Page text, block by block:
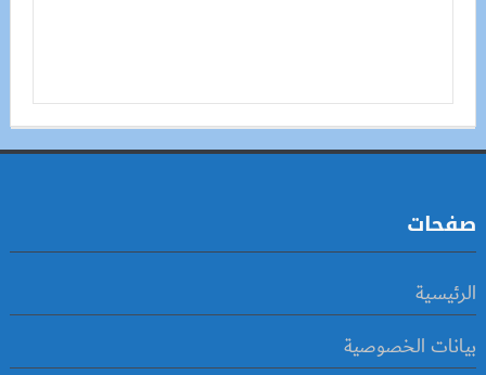
صفحات
الرئيسية
بيانات الخصوصية